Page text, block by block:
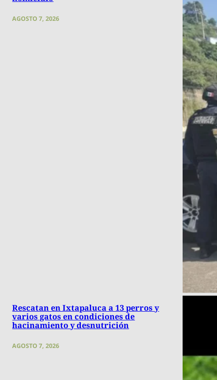
AGOSTO 7, 2026
Rescatan en Ixtapaluca a 13 perros y
varios gatos en condiciones de
hacinamiento y desnutrición
AGOSTO 7, 2026